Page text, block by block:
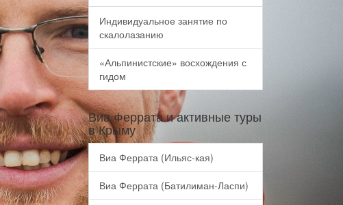
Индивидуальное занятие по
скалолазанию
«Альпинистские» восхождения с
гидом
Виа Феррата и активные туры
в Крыму
Виа Феррата (Ильяс-кая)
Виа Феррата (Батилиман-Ласпи)